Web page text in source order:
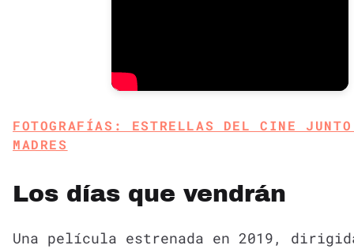
FOTOGRAFÍAS: ESTRELLAS DEL CINE
MADRES
Los días que vendrán
Una película estrenada en 2019,